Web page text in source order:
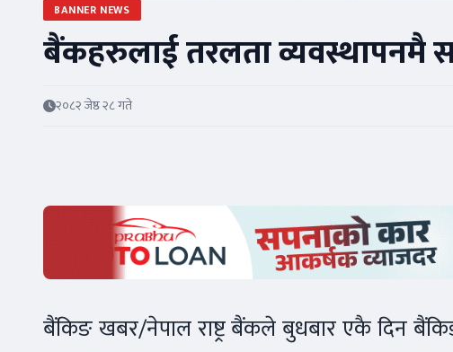
BANNER NEWS
बैंकहरुलाई तरलता व्यवस्थापनमै
२०८२ जेष्ठ २८ गते
बैंकिङ खबर/नेपाल राष्ट्र बैंकले बुधबार एकै दिन